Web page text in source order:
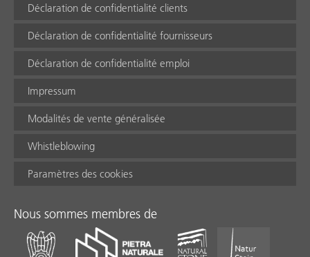
Déclaration de confidentialité clients
Déclaration de confidentialité fournisseurs
Déclaration de confidentialité emploi
Impressum
Modalités de vente généralisée
Whistleblowing
Paramètres des cookies
Nous sommes membres de